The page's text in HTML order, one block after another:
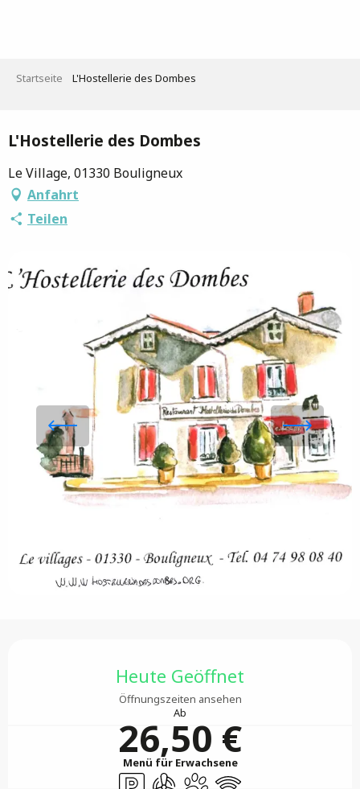
Startseite L'Hostellerie des Dombes
L'Hostellerie des Dombes
Le Village, 01330 Bouligneux
Anfahrt
Teilen
Heute Geöffnet
Öffnungszeiten ansehen
Ab
26,50 €
Menü für Erwachsene
ParkplatzKlimaanlage
Tiere erlaubt
Wi-Fi